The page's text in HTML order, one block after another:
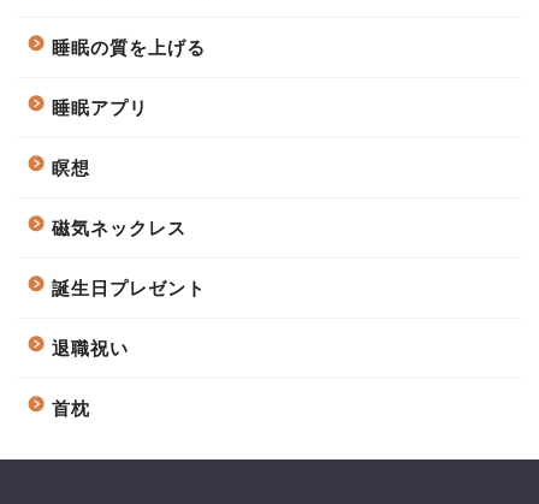
睡眠の質を上げる
睡眠アプリ
瞑想
磁気ネックレス
誕生日プレゼント
退職祝い
首枕